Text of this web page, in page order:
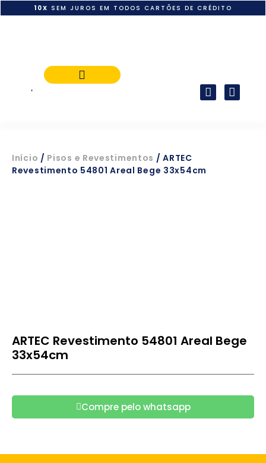
10X SEM JUROS EM TODOS CARTÕES DE CRÉDITO
Início / Pisos e Revestimentos / ARTEC
Revestimento 54801 Areal Bege 33x54cm
ARTEC Revestimento 54801 Areal Bege
33x54cm
Compre pelo whatsapp